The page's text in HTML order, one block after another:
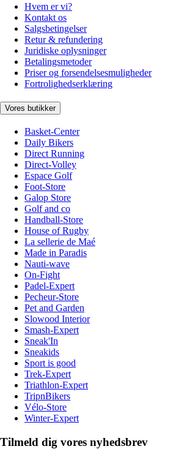
Hvem er vi?
Kontakt os
Salgsbetingelser
Retur & refundering
Juridiske oplysninger
Betalingsmetoder
Priser og forsendelsesmuligheder
Fortrolighedserklæring
Vores butikker
Basket-Center
Daily Bikers
Direct Running
Direct-Volley
Espace Golf
Foot-Store
Galop Store
Golf and co
Handball-Store
House of Rugby
La sellerie de Maé
Made in Paradis
Nauti-wave
On-Fight
Padel-Expert
Pecheur-Store
Pet and Garden
Slowood Interior
Smash-Expert
Sneak'In
Sneakids
Sport is good
Trek-Expert
Triathlon-Expert
TripnBikers
Vélo-Store
Winter-Expert
Tilmeld dig vores nyhedsbrev